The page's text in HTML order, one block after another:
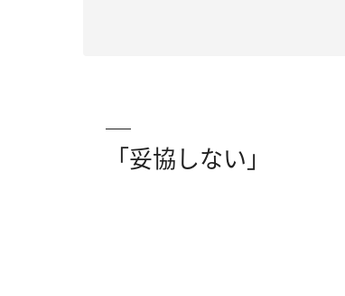
「妥協しない」